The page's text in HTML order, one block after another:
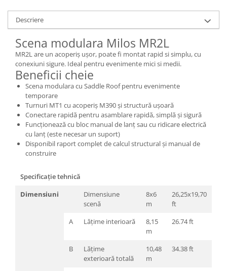
Casti cu fir
DI Box
Interfete audio
Microfoane
Accesorii pentru Microfoane
Headset-uri si lavaliere
Microfoane cu fir pentru live
Microfoane de captura
Microfoane pentru instrumente
Seturi de microfoane
Mixere
Descriere
Scena modulara Milos MR2L
MR2L are un acoperiș ușor, poate fi montat rapid si simplu, cu
conexiuni sigure. Ideal pentru evenimente mici si medii.
Beneficii cheie
Scena modulara cu Saddle Roof pentru evenimente
temporare
Turnuri MT1 cu acoperiș M390 și structură ușoară
Conectare rapidă pentru asamblare rapidă, simplă și sigură
Funcționează cu bloc manual de lanț sau cu ridicare electrică
cu lanț (este necesar un suport)
Disponibil raport complet de calcul structural și manual de
construire
Specificație tehnică
Dimensiuni
Dimensiune
scenă
8x6
m
26,25x19,70
ft
A
Lățime interioară
8,15
m
26.74 ft
B
Lățime
exterioară totală
10,48
m
34.38 ft